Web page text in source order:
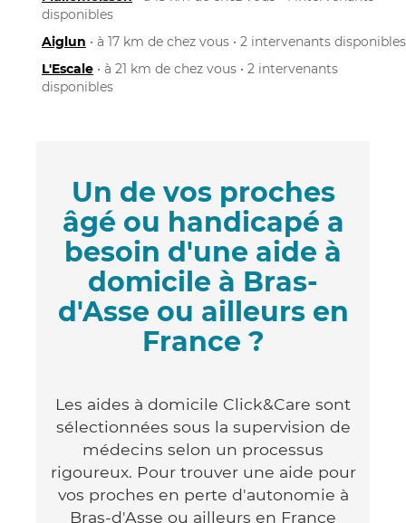
disponibles
Aiglun • à 17 km de chez vous • 2 intervenants disponibles
L'Escale • à 21 km de chez vous • 2 intervenants
disponibles
Un de vos proches
âgé ou handicapé a
besoin d'une aide à
domicile à Bras-
d'Asse ou ailleurs en
France ?
Les aides à domicile Click&Care sont
sélectionnées sous la supervision de
médecins selon un processus
rigoureux. Pour trouver une aide pour
vos proches en perte d'autonomie à
Bras-d'Asse ou ailleurs en France